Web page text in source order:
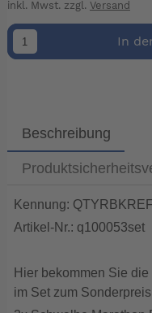
inkl. Mwst. zzgl. Versand
In
Beschreibung
Kennung: QTYRBKREF
Artikel-Nr.: q100053set
Hier bekommen Sie
im Set zum